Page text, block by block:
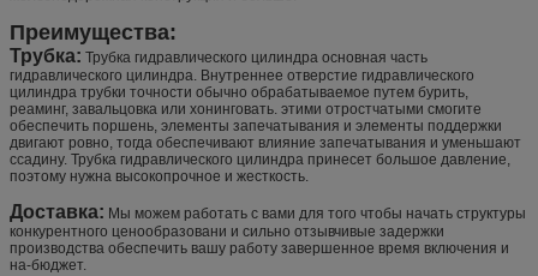
Преимущества:
Трубка: Трубка гидравлического цилиндра основная часть
гидравлического цилиндра. Внутреннее отверстие гидравлического
цилиндра трубки точности обычно обрабатываемое путем бурить,
реаминг, завальцовка или хонинговать. этими отростчатыми смогите
обеспечить поршень, элементы запечатывания и элементы поддержки
двигают ровно, тогда обеспечивают влияние запечатывания и уменьшают
ссадину. Трубка гидравлического цилиндра принесет большое давление,
поэтому нужна высокопрочное и жесткость.
Доставка: Мы можем работать с вами для того чтобы начать структуры
конкурентного ценообразовани и сильно отзывчивые задержки
производства обеспечить вашу работу завершенное время включения и
на-бюджет.